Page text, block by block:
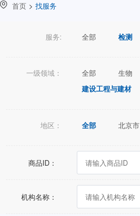
首页 > 找服务
服务: 全部 检测
一级领域： 全部 生物
建设工程与建材
地区： 全部 北京市
宁夏回族自治区
商品ID：
机构名称：